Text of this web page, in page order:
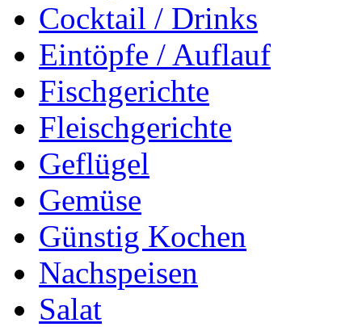
Cocktail / Drinks
Eintöpfe / Auflauf
Fischgerichte
Fleischgerichte
Geflügel
Gemüse
Günstig Kochen
Nachspeisen
Salat